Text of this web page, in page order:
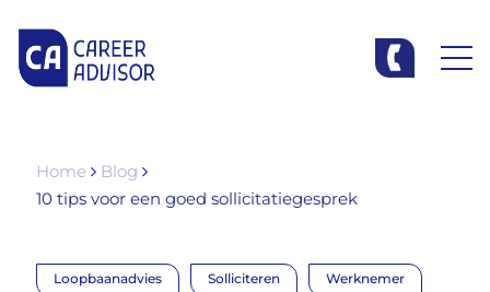
Home
Blog
10 tips voor een goed sollicitatiegesprek
Loopbaanadvies Solliciteren Werknemer